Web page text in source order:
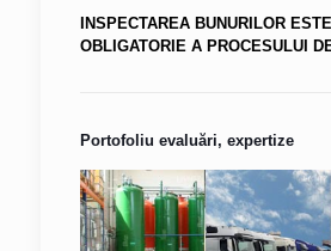
INSPECTAREA BUNURILOR
OBLIGATORIE A PROCESULUI
Portofoliu evaluări, expertize